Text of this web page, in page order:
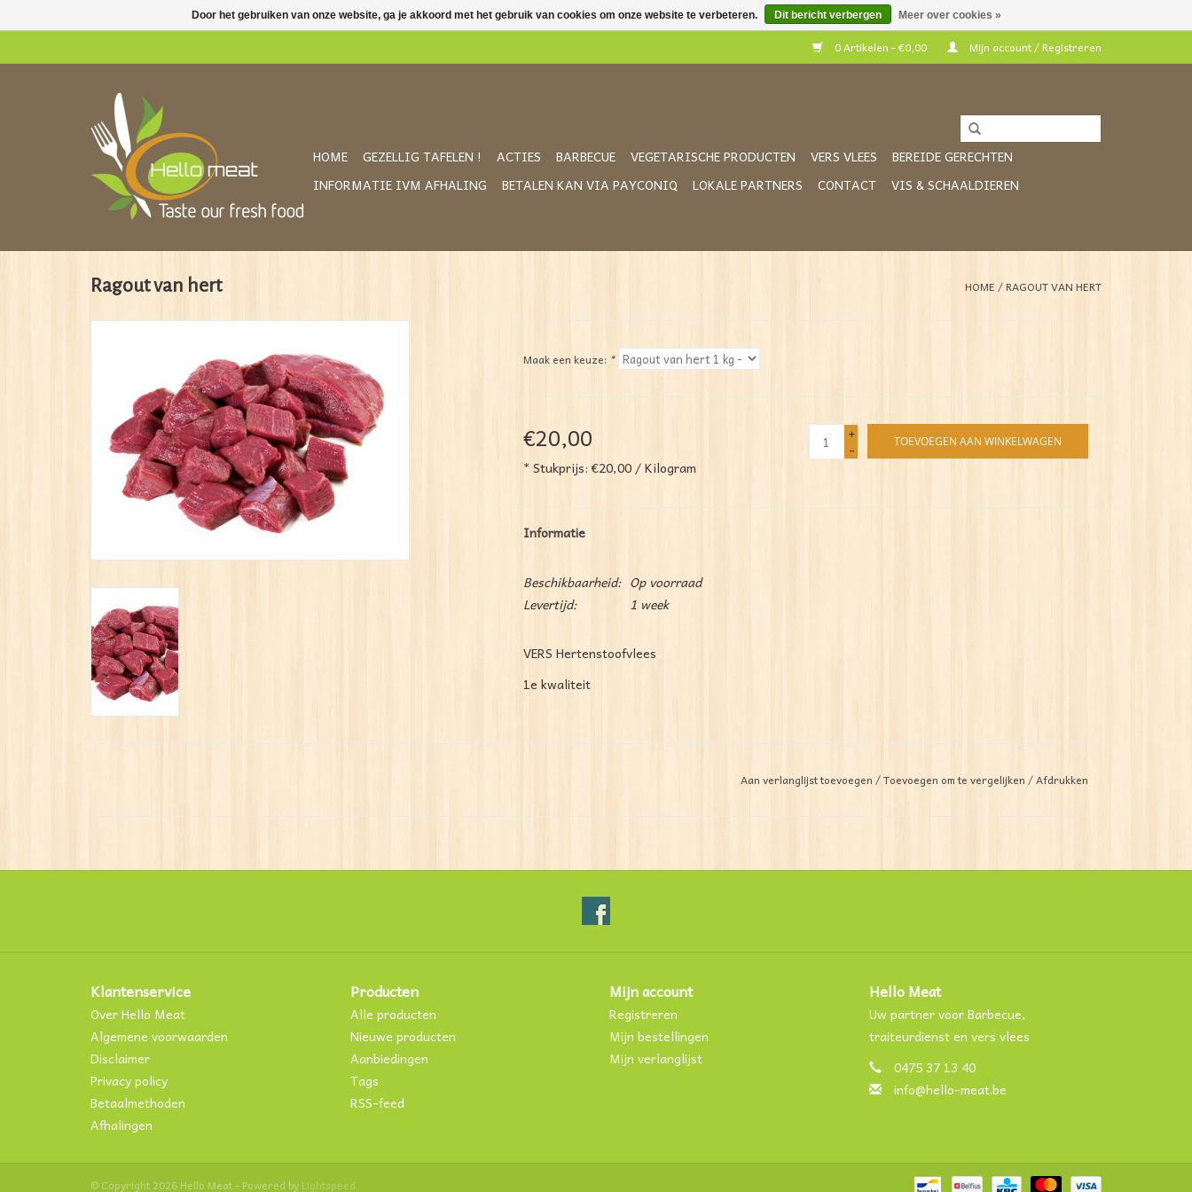
0 Artikelen - €0,00 Mijn account / Registreren
HOME GEZELLIG TAFELEN ! ACTIES BARBECUE VEGETARISCHE PRODUCTEN VERS VLEES
BEREIDE GERECHTEN
INFORMATIE IVM AFHALING
BETALEN KAN VIA PAYCONIQ LOKALE PARTNERS CONTACT VIS & SCHAALDIEREN
Ragout van hert HOME /RAGOUT VAN HERT
Maak een keuze: *
€20,00
* Stukprijs: €20,00 / Kilogram
+
-
TOEVOEGEN AAN WINKELWAGEN
Informatie
Beschikbaarheid: Op voorraad
Levertijd:
1 week
VERS Hertenstoofvlees
1e kwaliteit
Aan verlanglijst toevoegen /Toevoegen om te vergelijken /Afdrukken
Klantenservice
Over Hello Meat
Algemene voorwaarden
Disclaimer
Privacy policy
Betaalmethoden
Afhalingen
Producten
Alle producten
Nieuwe producten
Aanbiedingen
Tags
RSS-feed
Mijn account
Registreren
Mijn bestellingen
Mijn verlanglijst
Hello Meat
Uw partner voor Barbecue,
traiteurdienst en vers vlees
0475 37 13 40
info@hello-meat.be
© Copyright 2026 Hello Meat - Powered by Lightspeed
Door het gebruiken van onze website, ga je akkoord met het gebruik van cookies om onze website te verbeteren. Dit bericht verbergen Meer over cookies »